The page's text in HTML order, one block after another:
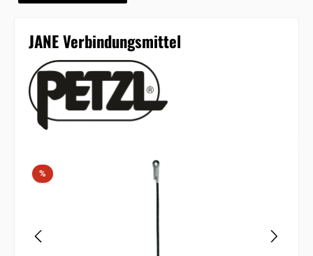
JANE Verbindungsmittel
% Rabatt